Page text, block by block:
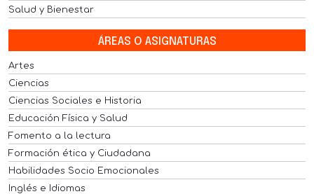
Salud y Bienestar
ÁREAS O ASIGNATURAS
Artes
Ciencias
Ciencias Sociales e Historia
Educación Física y Salud
Fomento a la lectura
Formación ética y Ciudadana
Habilidades Socio Emocionales
Inglés e Idiomas